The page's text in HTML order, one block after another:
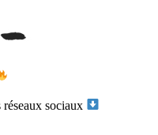
réseaux sociaux